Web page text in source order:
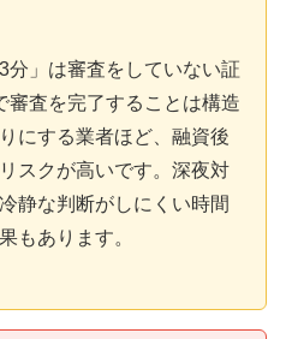
3分」は審査をしていない証
審査を完了することは構造
にする業者ほど、融資後
スクが高いです。深夜対
静な判断がしにくい時間
もあります。